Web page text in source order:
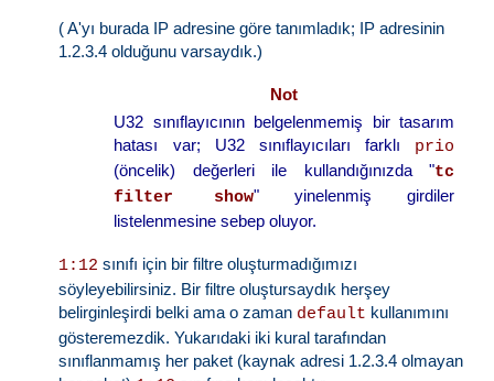
( A'yı burada IP adresine göre tanımladık; IP adresinin
1.2.3.4 olduğunu varsaydık.)
Not
U32 sınıflayıcının belgelenmemiş bir tasarım
hatası var; U32 sınıflayıcıları farklı prio
(öncelik) değerleri ile kullandığınızda "tc
filter show" yinelenmiş girdiler
listelenmesine sebep oluyor.
1:12 sınıfı için bir filtre oluşturmadığımızı
söyleyebilirsiniz. Bir filtre oluştursaydık herşey
belirginleşirdi belki ama o zaman default kullanımını
gösteremezdik. Yukarıdaki iki kural tarafından
sınıflanmamış her paket (kaynak adresi 1.2.3.4 olmayan